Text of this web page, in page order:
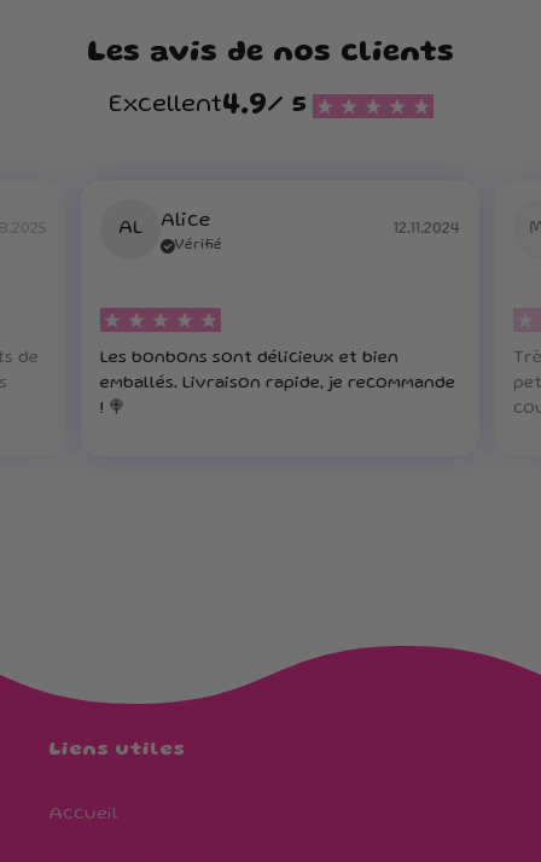
Les avis de nos clients
Excellent4.9/ 5
de
AL Alice
Vérifié
12.11.2024
Les bonbons sont délicieux et bien
emballés. Livraison rapide, je recommande
! 🍭
Liens utiles
Accueil